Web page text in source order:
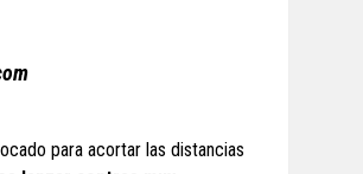
para acortar las distancias